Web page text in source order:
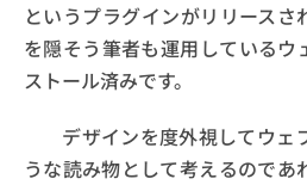
というプラグインがリリース
を隠そう筆者も運用しているウ
ストール済みです。
デザインを度外視してウェ
うな読み物として考えるので